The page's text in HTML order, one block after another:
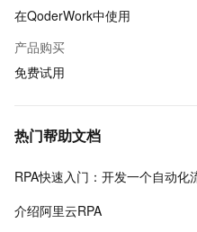
在QoderWork中使用
产品购买
免费试用
热门帮助文档
RPA快速入门：开发一个自动化
介绍阿里云RPA